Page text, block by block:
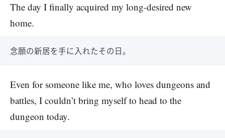
The day I finally acquired my long-desired new
home.
念願の新居を手に入れたその日。
Even for someone like me, who loves dungeons and
battles, I couldn’t bring myself to head to the
dungeon today.